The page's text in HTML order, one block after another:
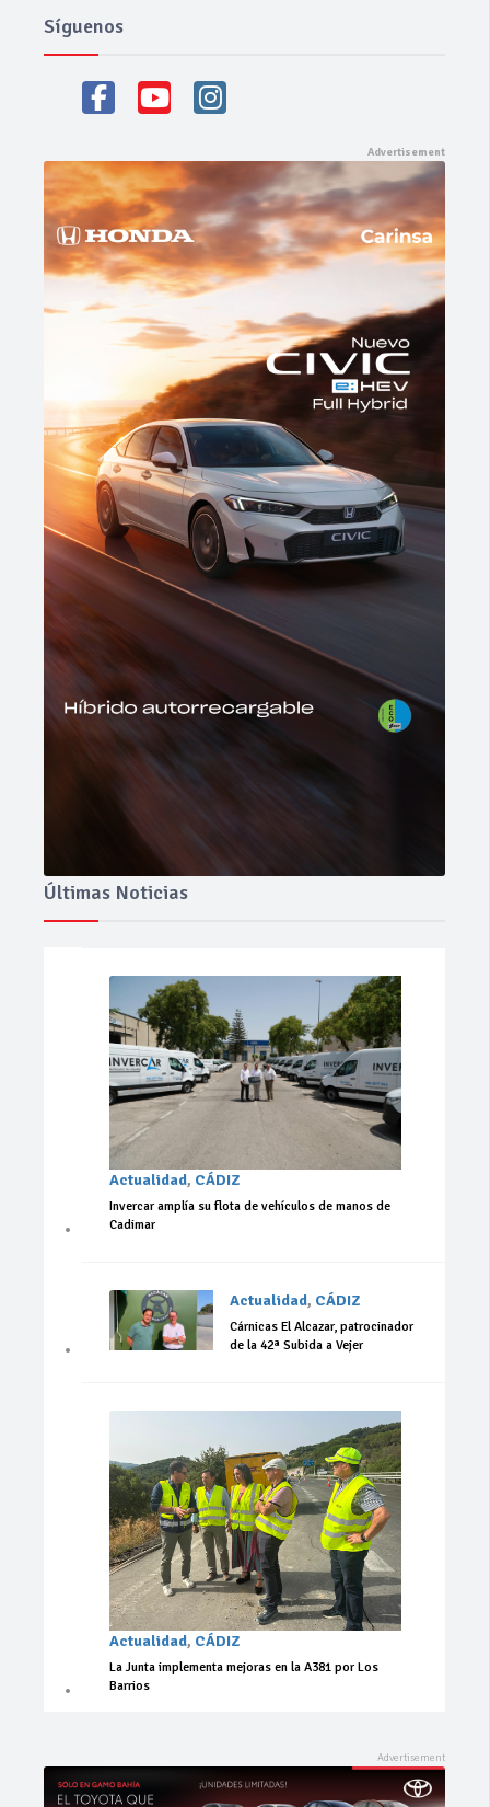
Síguenos
Últimas Noticias
Actualidad, CÁDIZ
Invercar amplía su flota de vehículos de manos de
Cadimar
Actualidad, CÁDIZ
Cárnicas El Alcazar, patrocinador
de la 42ª Subida a Vejer
Actualidad, CÁDIZ
La Junta implementa mejoras en la A381 por Los
Barrios